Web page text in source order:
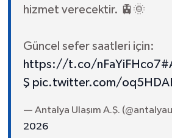
hizmet verecektir. 🚊🌞
Güncel sefer saatleri için:
https://t.co/nFaYiFHco7
Ş pic.twitter.com/
— Antalya Ulaşım A.Ş.
2026